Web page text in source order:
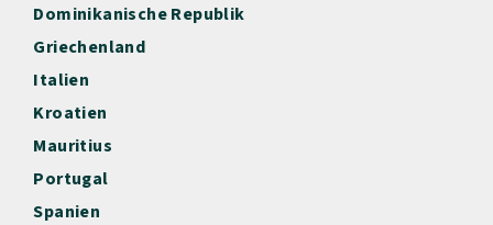
Dominikanische Republik
Griechenland
Italien
Kroatien
Mauritius
Portugal
Spanien